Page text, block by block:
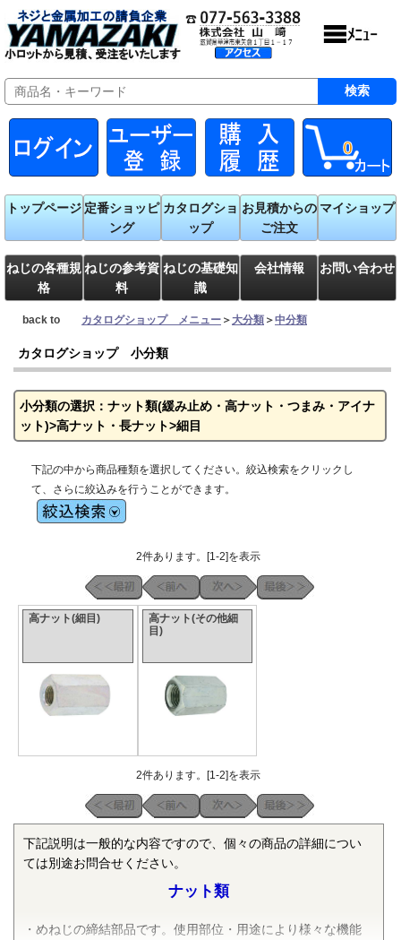
0
トップページ 定番ショッピ
ング
カタログショ
ップ
お見積からの
ご注文
マイショップ
ねじの各種規
格
ねじの参考資
料
ねじの基礎知
識
会社情報 お問い合わせ
back to カタログショップ メニュー ＞大分類 ＞中分類
カタログショップ 小分類
小分類の選択：ナット類(緩み止め・高ナット・つまみ・アイナ
ット)>高ナット・長ナット>細目
下記の中から商品種類を選択してください。絞込検索をクリックし
て、さらに絞込みを行うことができます。
2件あります。[1-2]を表示
高ナット(細目)
高ナット(その他細
目)
2件あります。[1-2]を表示
下記説明は一般的な内容ですので、個々の商品の詳細につい
ては別途お問合せください。
ナット類
・めねじの締結部品です。使用部位・用途により様々な機能